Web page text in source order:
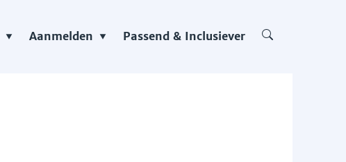
Aanmelden Passend & Inclusiever